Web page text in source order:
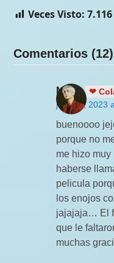
Veces Visto: 7.116
Comentarios (12)
Mags
❤
julio 17, 2023
buenoooo
porque no
me hizo
haberse
pelicula
los enojos
jajajaja… El
que le
muchas